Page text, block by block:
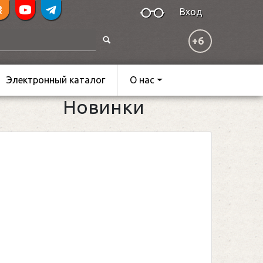
Вход
+6
Электронный каталог О нас
Новинки